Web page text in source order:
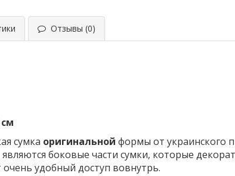
Отзывы (0)
сумка оригинальной формы от украинского
боковые части сумки, которые
удобный доступ вовнутрь.